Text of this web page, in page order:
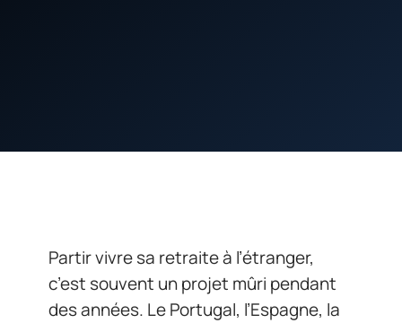
Partir vivre sa retraite à l’étranger,
c’est souvent un projet mûri pendant
des années. Le Portugal, l’Espagne, la